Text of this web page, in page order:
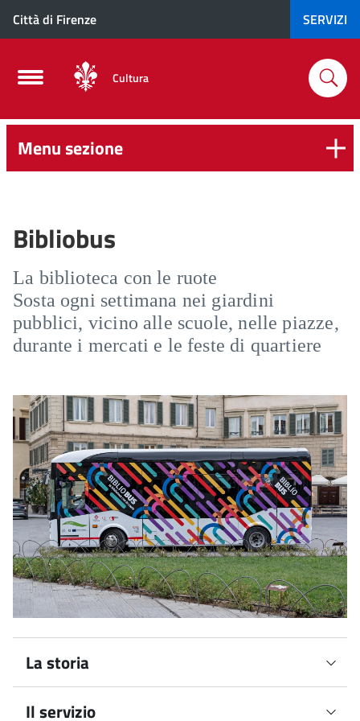
Città di Firenze SERVIZI
Cultura
Menu sezione
Bibliobus
La biblioteca con le ruote
Sosta ogni settimana nei giardini
pubblici, vicino alle scuole, nelle piazze,
durante i mercati e le feste di quartiere
La storia
Il servizio è stato ideato da BiblioteCaNova Isolotto nel
Il servizio